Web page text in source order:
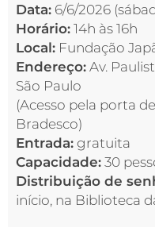
Data: 6/6/2026
Horário: 14h às 16h
Local: Fundação
Endereço: Av.
São Paulo
(Acesso pela porta
Bradesco)
Entrada: gratuita
Capacidade: 30
Distribuição de
início, na Biblioteca